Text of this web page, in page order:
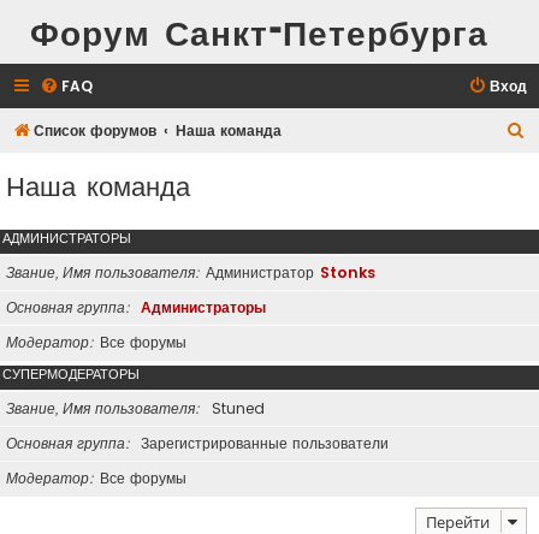
Форум Санкт-Петербурга
FAQ Вход
Список форумов Наша команда
к
Наша команда
АДМИНИСТРАТОРЫ
Звание, Имя пользователя Администратор Stonks
Основная группа
Администраторы
Модератор Все форумы
СУПЕРМОДЕРАТОРЫ
Звание, Имя пользователя
Stuned
Основная группа
Зарегистрированные пользователи
Модератор Все форумы
Перейти